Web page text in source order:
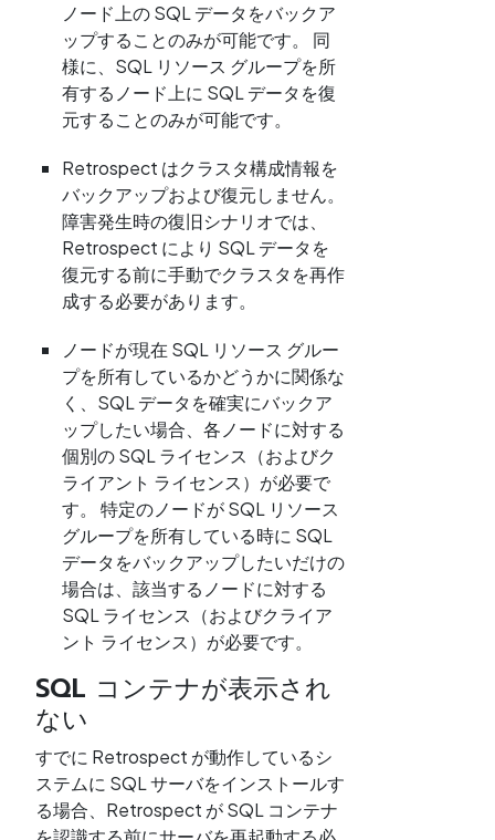
ノード上の SQL データをバックア
ップすることのみが可能です。 同
様に、SQL リソース グループを所
有するノード上に SQL データを復
元することのみが可能です。
Retrospect はクラスタ構成情報を
バックアップおよび復元しません。
障害発生時の復旧シナリオでは、
Retrospect により SQL データを
復元する前に手動でクラスタを再作
成する必要があります。
ノードが現在 SQL リソース グルー
プを所有しているかどうかに関係な
く、SQL データを確実にバックア
ップしたい場合、各ノードに対する
個別の SQL ライセンス（およびク
ライアント ライセンス）が必要で
す。 特定のノードが SQL リソース
グループを所有している時に SQL
データをバックアップしたいだけの
場合は、該当するノードに対する
SQL ライセンス（およびクライア
ント ライセンス）が必要です。
SQL コンテナが表示され
ない
すでに Retrospect が動作しているシ
ステムに SQL サーバをインストールす
る場合、Retrospect が SQL コンテナ